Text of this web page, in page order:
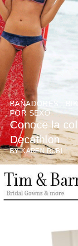
BAÑADORES -
POR SEXO
Conoce la
Decathlon
BYKAREN RUBI